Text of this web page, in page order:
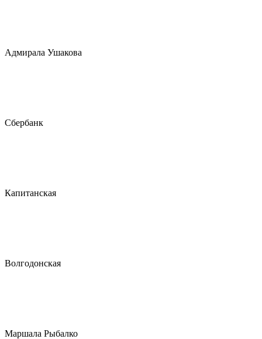
Адмирала Ушакова
Сбербанк
Капитанская
Волгодонская
Маршала Рыбалко